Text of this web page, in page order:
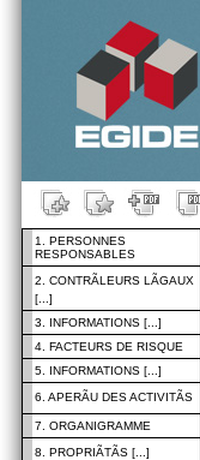
1. PERSONNES
RESPONSABLES
2. CONTRÃLEURS LÃGAUX
[...]
3. INFORMATIONS [...]
4. FACTEURS DE RISQUE
5. INFORMATIONS [...]
6. APERÃU DES ACTIVITÃS
7. ORGANIGRAMME
8. PROPRIÃTÃS [...]